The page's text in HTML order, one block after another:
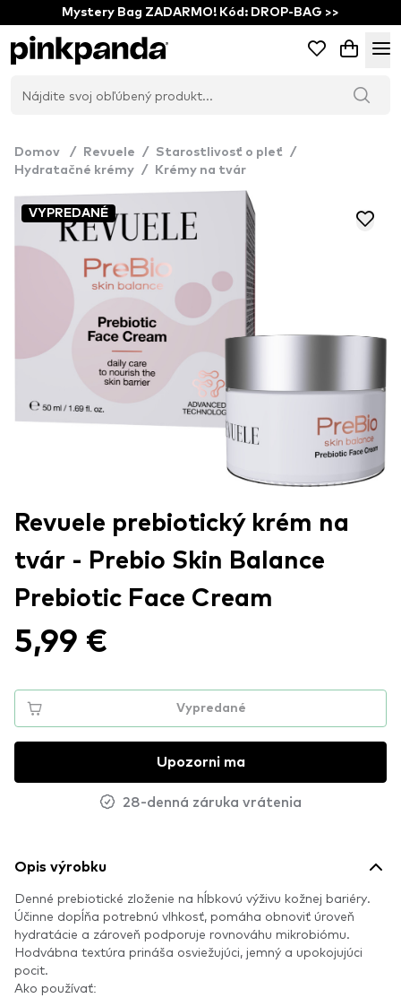
Mystery Bag ZADARMO! Kód: DROP-BAG >>
Domov / Revuele / Starostlivosť o pleť
/
Hydratačné krémy / Krémy na tvár
VYPREDANÉ
Revuele prebiotický krém na
tvár - Prebio Skin Balance
Prebiotic Face Cream
5,99 €
Vypredané
Upozorni ma
28-denná záruka vrátenia
Opis výrobku
Denné prebiotické zloženie na hĺbkovú výživu kožnej bariéry.
Účinne dopĺňa potrebnú vlhkosť, pomáha obnoviť úroveň
hydratácie a zároveň podporuje rovnováhu mikrobiómu.
Hodvábna textúra prináša osviežujúci, jemný a upokojujúci
pocit.
Ako používať: